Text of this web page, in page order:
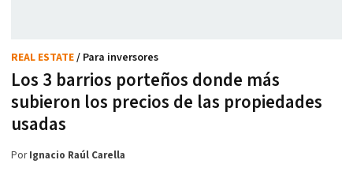
Los 3 barrios porteños donde más
subieron los precios de las propiedades
usadas
REAL ESTATE/ Para inversores
PorIgnacio Raúl Carella